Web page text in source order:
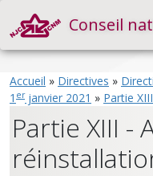
Conseil
Accueil » Directives »
1 erjanvier 2021 » Partie
Partie XIII -